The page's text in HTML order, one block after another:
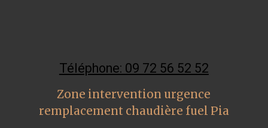
Téléphone: 09 72 56 52 52
Zone intervention urgence
remplacement chaudière fuel Pia